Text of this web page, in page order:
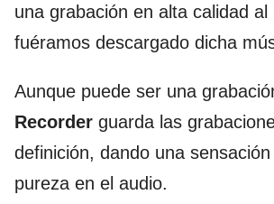
una grabación en alta calidad al
fuéramos descargado dicha
Aunque puede ser una
Recorder guarda las
definición, dando una
pureza en el audio.